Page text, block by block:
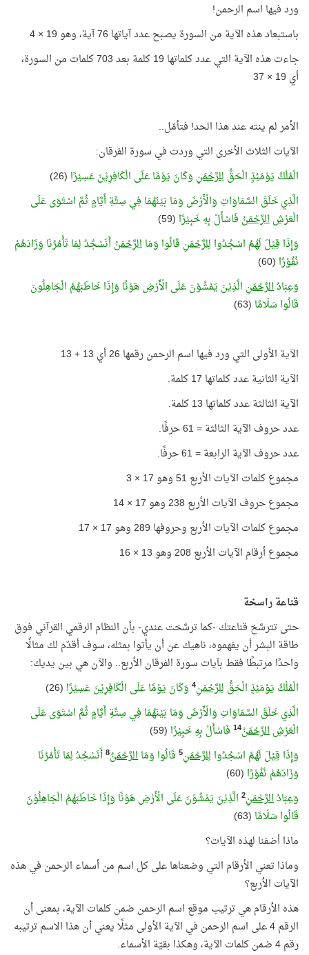
ورد فيها اسم الرحمن!
باستبعاد هذه الآية من السورة يصبح عدد آياتها 76 آية، وهو 19 × 4
جاءت هذه الآية التي عدد كلماتها 19 كلمة بعد 703 كلمات من السورة،
أي 19 × 37
الأمر لم ينته عند هذا الحد! فتأمّل..
الآيات الثلاث الأخرى التي وردت في سورة الفرقان:
الْمُلْكُ يَوْمَئِذٍ الْحَقُّلِلرَّحْمَنِ وَكَانَ يَوْمًا عَلَى الْكَافِرِيْنَ عَسِيْرًا (26)
الَّذِي خَلَقَ السَّمَاوَاتِ وَالْأَرْضَ وَمَا بَيْنَهُمَا فِي سِتَّةِ أَيَّامٍ ثُمَّ اسْتَوَى عَلَى
الْعَرْشِالرَّحْمَنُ فَاسْأَلْ بِهِ خَبِيْرًا (59)
وَإِذَا قِيْلَ لَهُمُ اسْجُدُوالِلرَّحْمَنِ قَالُوا وَمَاالرَّحْمَنُأَنَسْجُدُ لِمَا تَأْمُرُنَا وَزَادَهُمْ
نُفُوْرًا (60)
وَعِبَادُالرَّحْمَنِ الَّذِيْنَ يَمْشُوْنَ عَلَى الْأَرْضِ هَوْنًا وَإِذَا خَاطَبَهُمُ الْجَاهِلُونَ
قَالُوا سَلَامًا (63)
الآية الأولى التي ورد فيها اسم الرحمن رقمها 26 أي 13 + 13
الآية الثانية عدد كلماتها 17 كلمة.
الآية الثالثة عدد كلماتها 13 كلمة.
عدد حروف الآية الثالثة = 61 حرفًا.
عدد حروف الآية الرابعة = 61 حرفًا.
مجموع كلمات الآيات الأربع 51 وهو 17 × 3
مجموع حروف الآيات الأربع 238 وهو 17 × 14
مجموع كلمات الآيات الأربع وحروفها 289 وهو 17 × 17
مجموع أرقام الآيات الأربع 208 وهو 13 × 16
قناعة راسخة
حتى تترسَّخ قناعتك -كما ترسَّخت عندي- بأن النظام الرقمي القرآني فوق
طاقة البشر أن يفهموه، ناهيك عن أن يأتوا بمثله، سوف أقدّم لك مثالًا
واحدًا مرتبطًا فقط بآيات سورة الفرقان الأربع.. والآن هي بين يديك:
الْمُلْكُ يَوْمَئِذٍ الْحَقُّلِلرَّحْمَنِ4 وَكَانَ يَوْمًا عَلَى الْكَافِرِيْنَ عَسِيْرًا (26)
الَّذِي خَلَقَ السَّمَاوَاتِ وَالْأَرْضَ وَمَا بَيْنَهُمَا فِي سِتَّةِ أَيَّامٍ ثُمَّ اسْتَوَى عَلَى
الْعَرْشِالرَّحْمَنُ14 فَاسْأَلْ بِهِ خَبِيْرًا (59)
وَإِذَا قِيْلَ لَهُمُ اسْجُدُوالِلرَّحْمَنِ5 قَالُوا وَمَاالرَّحْمَنُ8 أَنَسْجُدُ لِمَا تَأْمُرُنَا
وَزَادَهُمْ نُفُوْرًا (60)
وَعِبَادُالرَّحْمَنِ2 الَّذِيْنَ يَمْشُوْنَ عَلَى الْأَرْضِ هَوْنًا وَإِذَا خَاطَبَهُمُ الْجَاهِلُوْنَ
قَالُوا سَلَامًا (63)
ماذا أضفنا لهذه الآيات؟
وماذا تعني الأرقام التي وضعناها على كل اسم من أسماء الرحمن في هذه
الآيات الأربع؟
هذه الأرقام هي ترتيب موقع اسم الرحمن ضمن كلمات الآية، بمعنى أن
الرقم 4 على اسم الرحمن في الآية الأولى مثلًا يعني أن هذا الاسم ترتيبه
رقم 4 ضمن كلمات الآية، وهكذا بقيّة الأسماء.